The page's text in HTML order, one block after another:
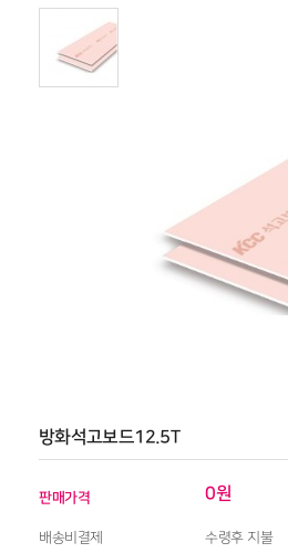
방화석고보드12.5T
판매가격 0원
배송비결제 수령후 지불